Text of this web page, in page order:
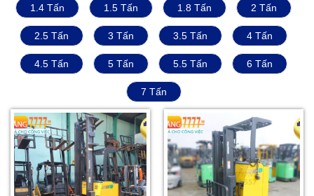
1.4 Tấn 1.5 Tấn 1.8 Tấn 2 Tấn
2.5 Tấn 3 Tấn 3.5 Tấn 4 Tấn
4.5 Tấn 5 Tấn 5.5 Tấn 6 Tấn
7 Tấn